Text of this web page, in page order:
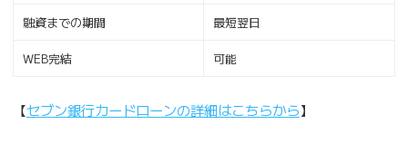
融資までの期間 最短翌日
WEB完結 可能
【セブン銀行カードローンの詳細はこちらから】